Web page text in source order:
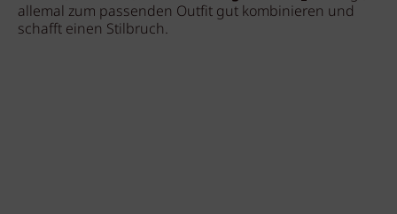
allemal zum passenden Outfit gut kombinieren und
schafft einen Stilbruch.